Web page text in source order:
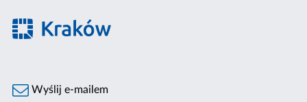
Wyślij e-mailem